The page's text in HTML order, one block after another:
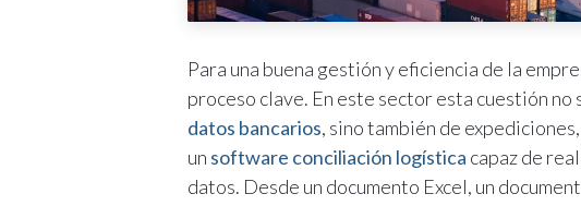
Para una buena gestión y eficiencia de la
proceso clave. En este sector esta cuestión no
datos bancarios, sino también de
un software conciliación logística capaz de
datos. Desde un documento Excel, un